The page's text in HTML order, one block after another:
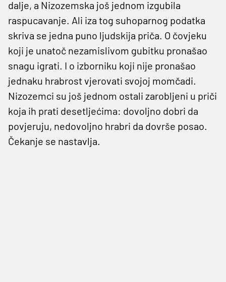
dalje, a Nizozemska još jednom izgubila
raspucavanje. Ali iza tog suhoparnog podatka
skriva se jedna puno ljudskija priča. O čovjeku
koji je unatoč nezamislivom gubitku pronašao
snagu igrati. I o izborniku koji nije pronašao
jednaku hrabrost vjerovati svojoj momčadi.
Nizozemci su još jednom ostali zarobljeni u priči
koja ih prati desetljećima: dovoljno dobri da
povjeruju, nedovoljno hrabri da dovrše posao.
Čekanje se nastavlja.